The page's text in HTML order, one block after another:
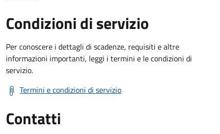
Condizioni di servizio
Per conoscere i dettagli di scadenze, requisiti e altre
informazioni importanti, leggi i termini e le condizioni di
servizio.
Termini e condizioni di servizio
Contatti